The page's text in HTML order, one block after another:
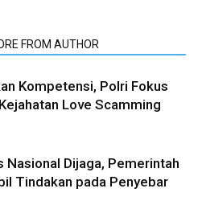
FROM AUTHOR
Kompetensi, Polri Fokus
Love Scamming
Nasional Dijaga, Pemerintah
Tindakan pada Penyebar